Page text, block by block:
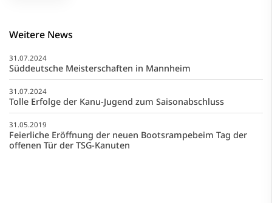
Weitere News
31.07.2024
Süddeutsche Meisterschaften in Mannheim
31.07.2024
Tolle Erfolge der Kanu-Jugend zum Saisonabschluss
31.05.2019
Feierliche Eröffnung der neuen Bootsrampebeim Tag der
offenen Tür der TSG-Kanuten